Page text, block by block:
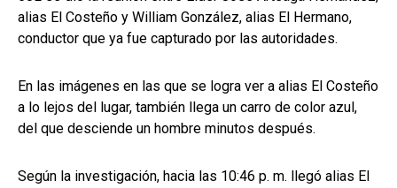
alias El Costeño y William González, alias El Hermano,
conductor que ya fue capturado por las autoridades.
En las imágenes en las que se logra ver a alias El Costeño
a lo lejos del lugar, también llega un carro de color azul,
del que desciende un hombre minutos después.
Según la investigación, hacia las 10:46 p. m. llegó alias El